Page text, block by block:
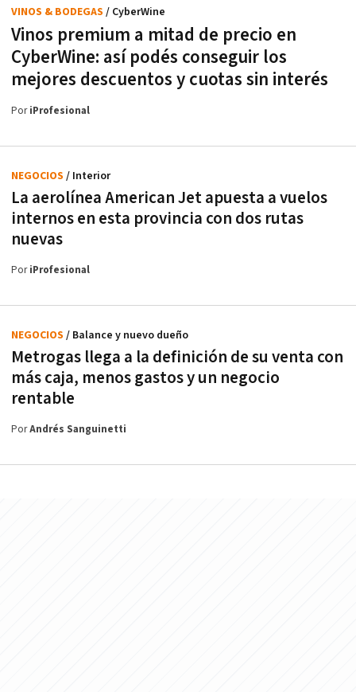
Vinos premium a mitad de precio en
CyberWine: así podés conseguir los
mejores descuentos y cuotas sin interés
VINOS & BODEGAS / CyberWine
PoriProfesional
La aerolínea American Jet apuesta a vuelos
internos en esta provincia con dos rutas
nuevas
NEGOCIOS / Interior
PoriProfesional
Metrogas llega a la definición de su venta con
más caja, menos gastos y un negocio
rentable
NEGOCIOS / Balance y nuevo dueño
PorAndrés Sanguinetti